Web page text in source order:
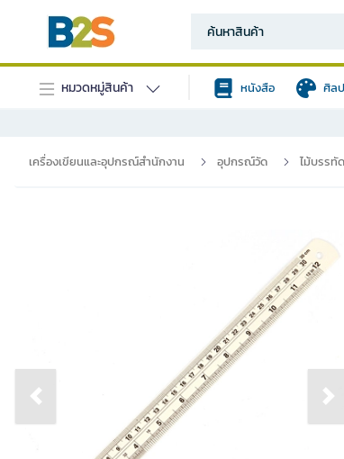
หมวดหมู่สินค้า หนังสือ ศิล
เครื่องเขียนและอุปกรณ์สำนักงาน อุปกรณ์วัด ไม้บรรทัด
Previous slide